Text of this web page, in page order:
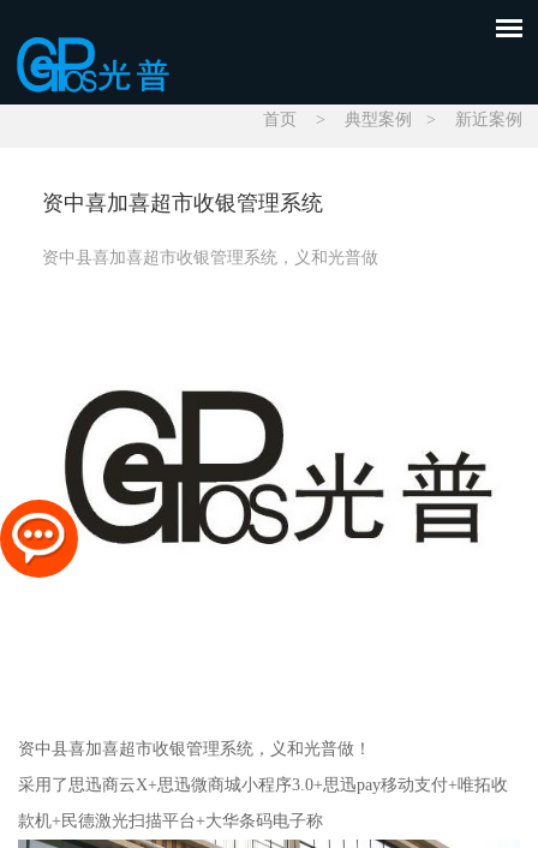
首页 > 典型案例 > 新近案例
资中喜加喜超市收银管理系统
资中县喜加喜超市收银管理系统，义和光普做
资中县喜加喜超市收银管理系统，义和光普做！
采用了思迅商云X+思迅微商城小程序3.0+思迅pay移动支付+唯拓收
款机+民德激光扫描平台+大华条码电子称